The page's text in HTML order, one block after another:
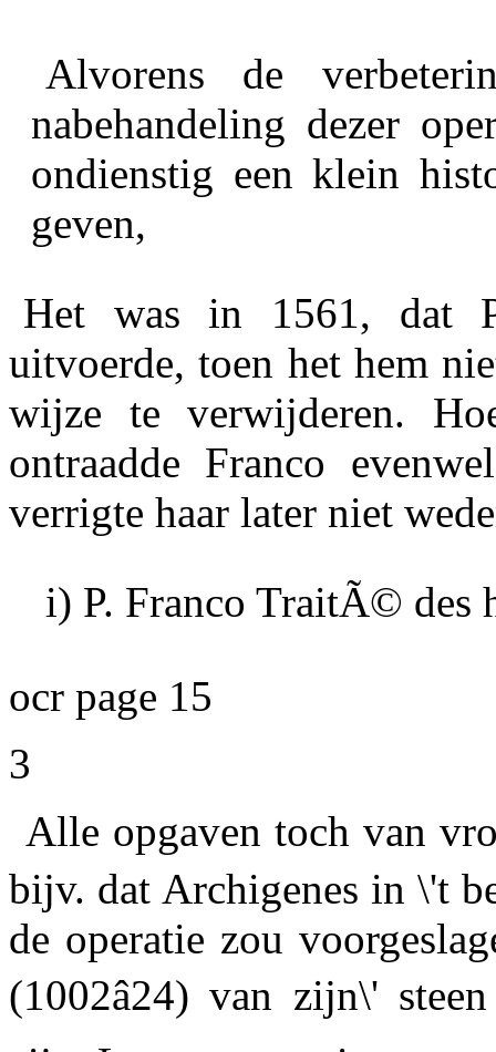
Alvorens de
nabehandeling dezer
ondienstig een klein
geven,
Het was in 1561, dat
uitvoerde, toen het hem
wijze te verwijderen.
ontraadde Franco
verrigte haar later niet
i) P. Franco TraitÃ© des
ocr page 15
3
Alle opgaven toch van
bijv. dat Archigenes in \'t
de operatie zou
(1002â24) van zijn\'